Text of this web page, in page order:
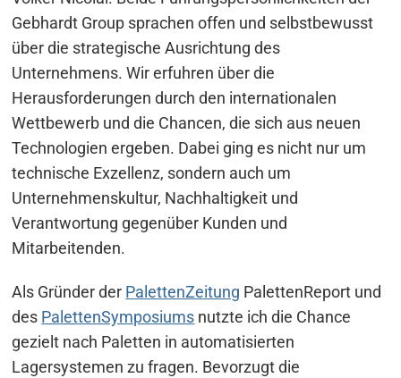
Gebhardt Group sprachen offen und selbstbewusst
über die strategische Ausrichtung des
Unternehmens. Wir erfuhren über die
Herausforderungen durch den internationalen
Wettbewerb und die Chancen, die sich aus neuen
Technologien ergeben. Dabei ging es nicht nur um
technische Exzellenz, sondern auch um
Unternehmenskultur, Nachhaltigkeit und
Verantwortung gegenüber Kunden und
Mitarbeitenden.
Als Gründer der PalettenZeitung PalettenReport und
des PalettenSymposiums nutzte ich die Chance
gezielt nach Paletten in automatisierten
Lagersystemen zu fragen. Bevorzugt die